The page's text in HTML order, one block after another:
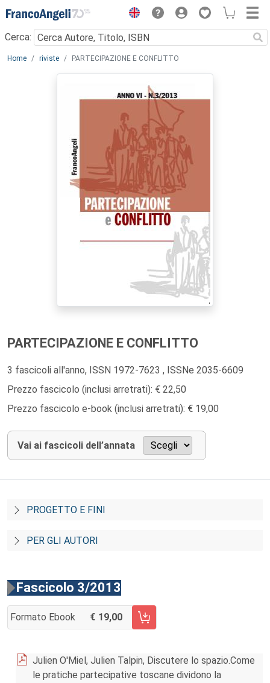
Menu
Cerca:
Main content
Home riviste PARTECIPAZIONE E CONFLITTO
PARTECIPAZIONE E CONFLITTO
3 fascicoli all'anno, ISSN 1972-7623 , ISSNe 2035-6609
Prezzo fascicolo (inclusi arretrati): € 22,50
Prezzo fascicolo e-book (inclusi arretrati): € 19,00
Vai ai fascicoli dell’annata
PROGETTO E FINI
PER GLI AUTORI
Fascicolo 3/2013
Formato Ebook 19,00
AGGIUNGI AL CARRELLO FASCICOLO 3/2013
Julien O'Miel, Julien Talpin, Discutere lo spazio.Come
le pratiche partecipative toscane dividono la